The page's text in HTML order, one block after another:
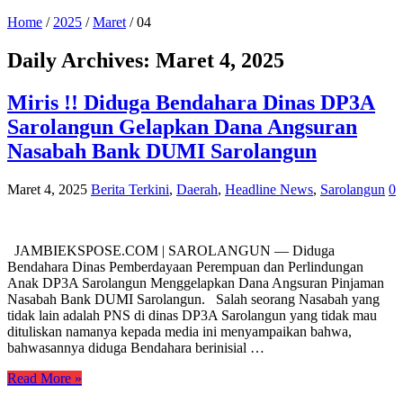
Home / 2025 / Maret / 04
Daily Archives: Maret 4, 2025
Miris !! Diduga Bendahara Dinas DP3A
Sarolangun Gelapkan Dana Angsuran
Nasabah Bank DUMI Sarolangun
Maret 4, 2025 Berita Terkini, Daerah, Headline News, Sarolangun 0
JAMBIEKSPOSE.COM | SAROLANGUN — Diduga
Bendahara Dinas Pemberdayaan Perempuan dan Perlindungan
Anak DP3A Sarolangun Menggelapkan Dana Angsuran Pinjaman
Nasabah Bank DUMI Sarolangun. Salah seorang Nasabah yang
tidak lain adalah PNS di dinas DP3A Sarolangun yang tidak mau
dituliskan namanya kepada media ini menyampaikan bahwa,
bahwasannya diduga Bendahara berinisial …
Read More »